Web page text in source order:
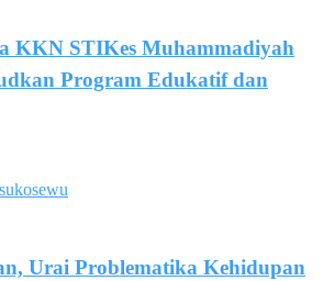
KKN STIKes Muhammadiyah
Program Edukatif dan
Urai Problematika Kehidupan